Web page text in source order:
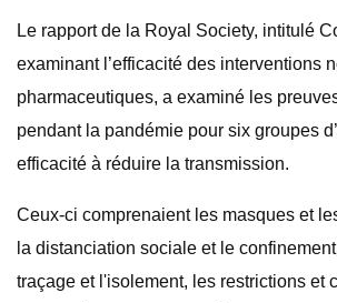
Le rapport de la Royal Society, intitulé
examinant l’efficacité des interventions
pharmaceutiques, a examiné les
pendant la pandémie pour six groupes
efficacité à réduire la transmission.
Ceux-ci comprenaient les masques et
la distanciation sociale et le
traçage et l'isolement, les restrictions et